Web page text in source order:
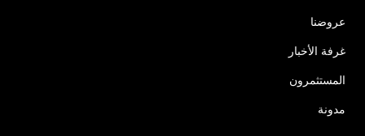
عروضنا
غرفة الأخبار
المستثمرون
مدونة